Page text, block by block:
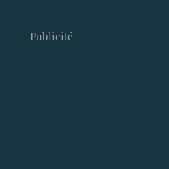
Publicité